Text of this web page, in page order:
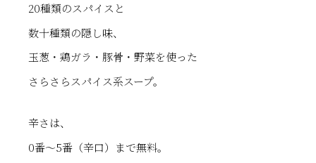
20種類のスパイスと
数十種類の隠し味、
玉葱・鶏ガラ・豚骨・野菜を使った
さらさらスパイス系スープ。
辛さは、
0番～5番（辛口）まで無料。